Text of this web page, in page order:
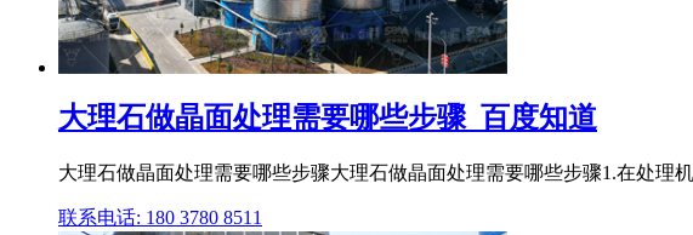
大理石做晶面处理需要哪些步骤_百度知道
大理石做晶面处理需要哪些步骤大理石做晶面处理需要哪些步骤1.在处
联系电话: 180 3780 8511